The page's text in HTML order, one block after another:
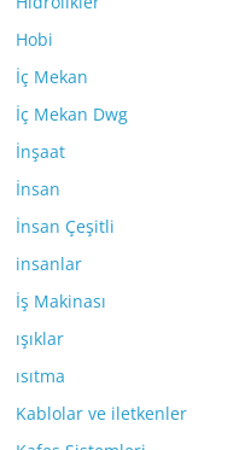
Hobi
İç Mekan
İç Mekan Dwg
İnşaat
İnsan
İnsan Çeşitli
insanlar
İş Makinası
ışıklar
ısıtma
Kablolar ve iletkenler